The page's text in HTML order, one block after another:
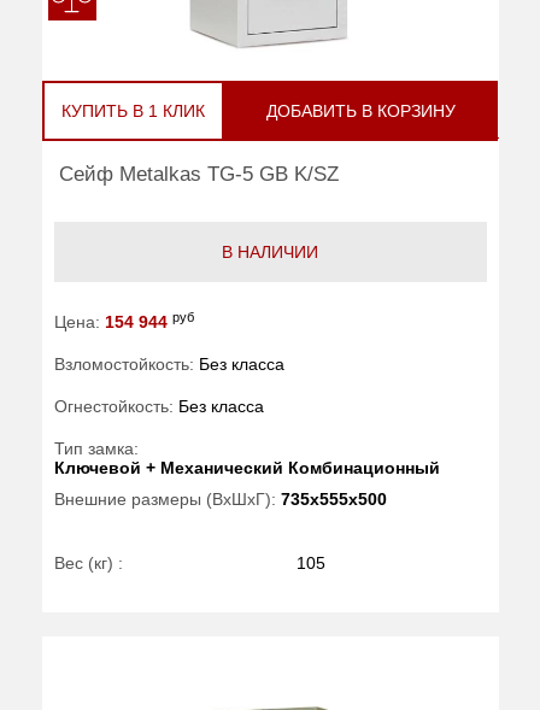
КУПИТЬ В 1 КЛИК ДОБАВИТЬ В КОРЗИНУ
Сейф Metalkas TG-5 GB K/SZ
В НАЛИЧИИ
Цена: 154 944 руб
Взломостойкость: Без класса
Огнестойкость: Без класса
Тип замка:
Ключевой + Механический Комбинационный
Внешние размеры (ВхШхГ): 735x555x500
Вес (кг) : 105